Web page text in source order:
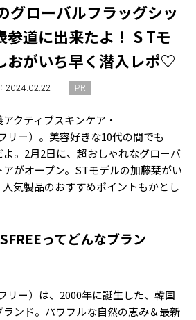
アケア
ュース
ワード
ス
グローバルフラッグシッ
参道に出来たよ！ S Tモ
おがいち早く潜入レポ♡
2024.02.22 PR
クティブスキンケア・
リー）。美容好きな10代の間でも
よ。2月2日に、超おしゃれなグローバ
がオープン。STモデルの加藤栞がい
気製品のおすすめポイントもかとし
ってどんなブラン
リー）は、2000年に誕生した、韓国
ンド。パワフルな自然の恵み＆最新